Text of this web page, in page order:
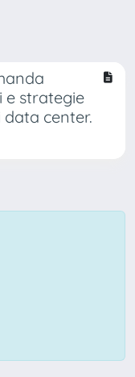
e strategie
center.